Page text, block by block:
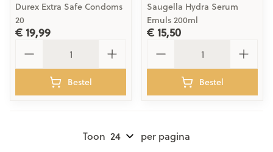
Durex Extra Safe Condoms
20
€ 19,99
Bestel
Saugella Hydra Serum
Emuls 200ml
€ 15,50
Bestel
Toon per pagina